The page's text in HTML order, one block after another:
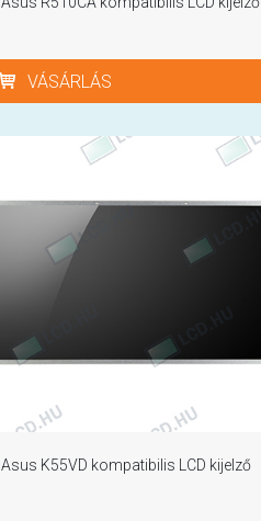
VÁSÁRLÁS
Asus K55VD kompatibilis LCD kijelző